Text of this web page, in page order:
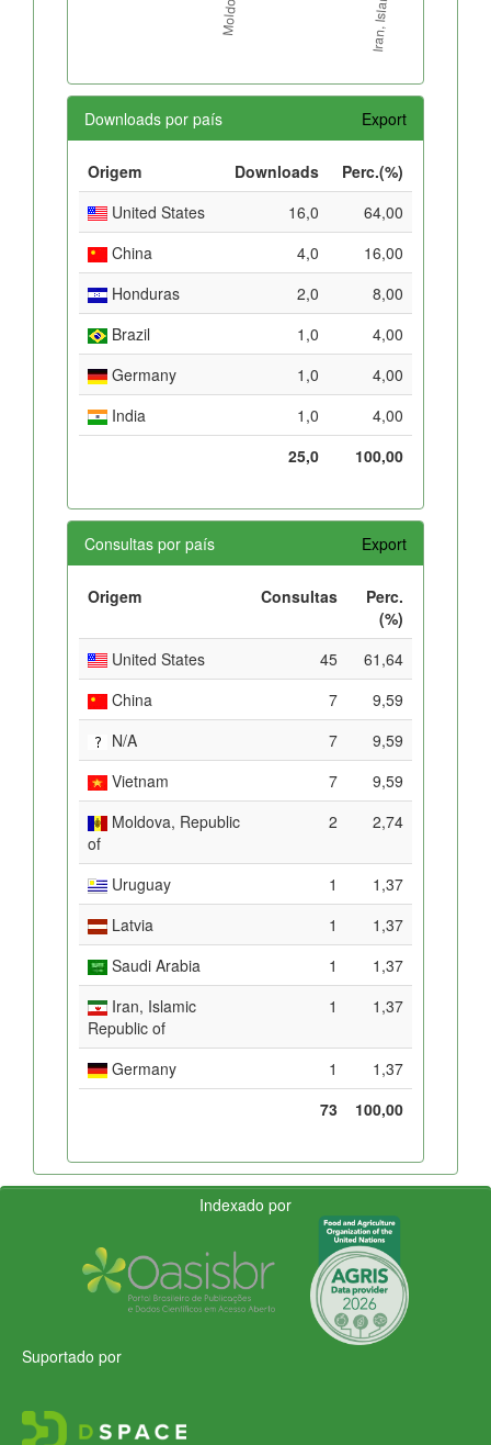
Downloads por país Export
Origem Downloads
Perc.(%)
United States
16,0
64,00
China
4,0
16,00
Honduras
2,0
8,00
Brazil
1,0
4,00
Germany
1,0
4,00
India
1,0
4,00
25,0
100,00
Consultas por país Export
Origem Consultas
Perc.
(%)
United States
45
61,64
China
7
9,59
N/A
7
9,59
Vietnam
7
9,59
Moldova, Republic
of
2 2,74
Uruguay 1
1,37
Latvia
1
1,37
Saudi Arabia
1
1,37
Iran, Islamic
Republic of
1 1,37
Germany 1
1,37
73
100,00
Indexado por
Suportado por